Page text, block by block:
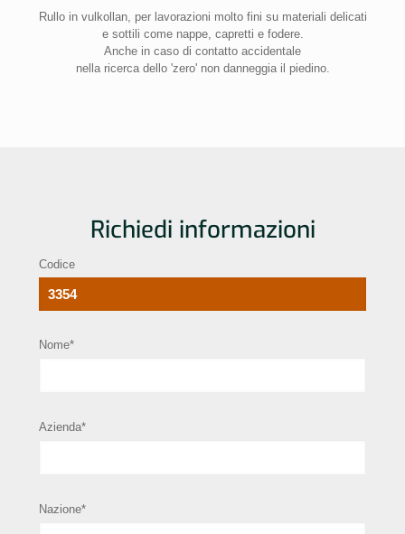
Rullo in vulkollan, per lavorazioni molto fini su materiali delicati
e sottili come nappe, capretti e fodere.
Anche in caso di contatto accidentale
nella ricerca dello 'zero' non danneggia il piedino.
Richiedi informazioni
Codice
Nome*
Azienda*
Nazione*